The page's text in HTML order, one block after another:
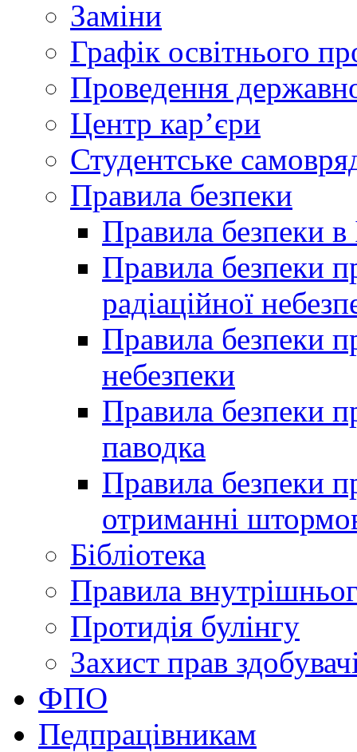
Заміни
Графік освітнього
Проведення
Центр кар’єри
Студентське
Правила безпеки
Правила безпеки в
Правила безпеки
радіаційної
Правила безпеки
небезпеки
Правила безпеки
паводка
Правила безпеки
отриманні
Бібліотека
Правила
Протидія булінгу
Захист прав
ФПО
Педпрацівникам